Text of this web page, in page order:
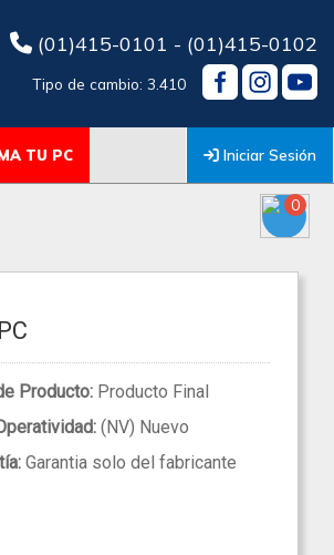
(01)415-0101 - (01)415-0102
Tipo de cambio: 3.410
TU PC Iniciar Sesión
0
Producto:Producto Final
(NV) Nuevo
Garantia solo del fabricante